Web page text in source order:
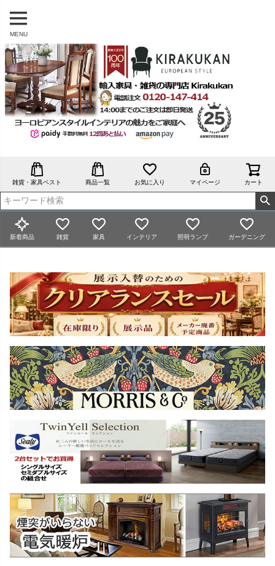
MENU
雑貨・家具ベスト 商品一覧 お気に入り マイページ カート
新着商品 雑貨 家具 インテリア 照明ランプ ガーデニング